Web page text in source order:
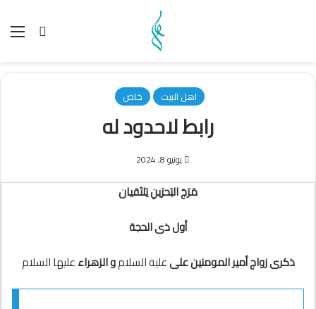
بحث عن
اهل البیت خاص
رابط لاحدود له
يونيو 8, 2024
مَرَجَ البَحرَینِ یَلتَقیان
أول ذی الحجة
ذکری زواج أمیر المومنین علیعلیه السلامو الزهراءعلیها السلام